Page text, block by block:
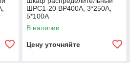
ШРС1-20 ВР400А, 3*250А,
5*100А
В наличии
Цену уточняйте